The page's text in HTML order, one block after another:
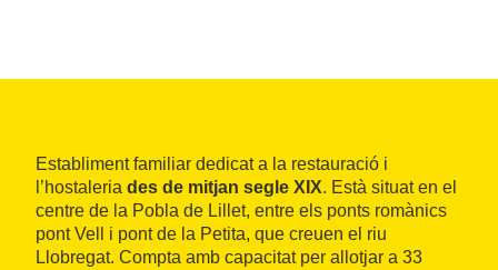
Establiment familiar dedicat a la restauració i
l’hostaleria des de mitjan segle XIX. Està situat en el
centre de la Pobla de Lillet, entre els ponts romànics
pont Vell i pont de la Petita, que creuen el riu
Llobregat. Compta amb capacitat per allotjar a 33